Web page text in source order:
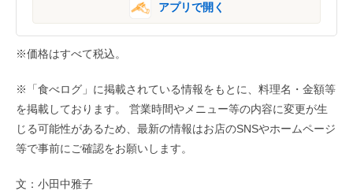
アプリで開く
※価格はすべて税込。
※「食べログ」に掲載されている情報をもとに、料理名・金額等
を掲載しております。 営業時間やメニュー等の内容に変更が生
じる可能性があるため、最新の情報はお店のSNSやホームページ
等で事前にご確認をお願いします。
文：小田中雅子